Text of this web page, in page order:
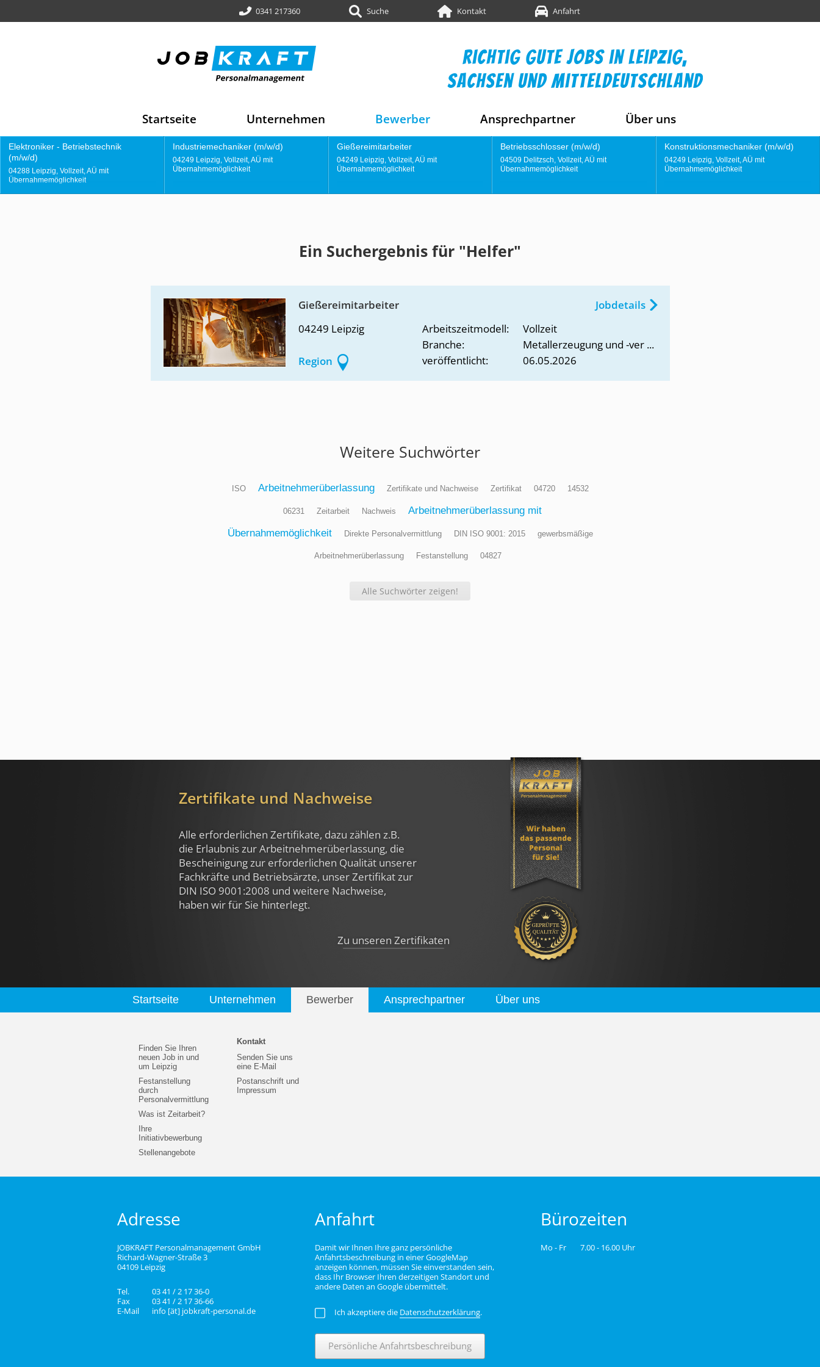
0341 217360 Suche Kontakt Anfahrt
richtig gute jobs in leipzig,
sachsen und mitteldeutschland
Startseite Unternehmen Bewerber Ansprechpartner Über uns
Industriemechaniker (m/w/d)
Übernahmemöglichkeit
Gießereimitarbeiter
04249 Leipzig, Vollzeit, AÜ mit
Übernahmemöglichkeit
Betriebsschlosser (m/w/d)
04509 Delitzsch, Vollzeit, AÜ mit
Übernahmemöglichkeit
Konstruktionsmechaniker (m/w/d)
04249 Leipzig, Vollzeit, AÜ mit
Übernahmemöglichkeit
Instandhaltungstechniker (m/w/
04356 Leipzig, Vollzeit, AÜ mit
Übernahmemöglichkeit
Ein Suchergebnis für "Helfer"
Gießereimitarbeiter
04249 Leipzig
Arbeitszeitmodell:
Branche:
veröffentlicht:
Vollzeit
Metallerzeugung und -ver ...
06.05.2026
Jobdetails
Region
Weitere Suchwörter
ISO Arbeitnehmerüberlassung Zertifikate und Nachweise Zertifikat 04720 14532
06231 Zeitarbeit Nachweis
Arbeitnehmerüberlassung mit
Übernahmemöglichkeit
Direkte Personalvermittlung DIN ISO 9001: 2015 gewerbsmäßige
Arbeitnehmerüberlassung Festanstellung 04827
Alle Suchwörter zeigen!
Zertifikate und Nachweise
Alle erforderlichen Zertifikate, dazu zählen z.B.
die Erlaubnis zur Arbeitnehmerüberlassung, die
Bescheinigung zur erforderlichen Qualität unserer
Fachkräfte und Betriebsärzte, unser Zertifikat zur
DIN ISO 9001:2008 und weitere Nachweise,
haben wir für Sie hinterlegt.
Zu unseren Zertifikaten
Startseite Unternehmen Bewerber Ansprechpartner Über uns
Finden Sie Ihren
neuen Job in und
um Leipzig
Festanstellung
durch
Personalvermittlung
Was ist Zeitarbeit?
Ihre
Initiativbewerbung
Stellenangebote
Kontakt
Senden Sie uns
eine E-Mail
Postanschrift und
Impressum
Adresse
JOBKRAFT Personalmanagement GmbH
Richard-Wagner-Straße 3
04109 Leipzig
Tel.
03 41 / 2 17 36-0
Fax
03 41 / 2 17 36-66
E-Mail
info [ät] jobkraft-personal.de
Bürozeiten
Mo - Fr 7.00 - 16.00 Uhr
Anfahrt
Damit wir Ihnen Ihre ganz persönliche
Anfahrtsbeschreibung in einer GoogleMap
anzeigen können, müssen Sie einverstanden sein,
dass Ihr Browser Ihren derzeitigen Standort und
andere Daten an Google übermittelt.
Ich akzeptiere die Datenschutzerklärung.
Persönliche Anfahrtsbeschreibung